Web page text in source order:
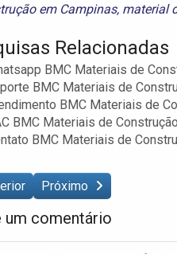
em Campinas, material
Relacionadas
BMC Materiais de
BMC Materiais de
BMC Materiais de
BMC Materiais de Construção
BMC Materiais de
Próximo
um comentário